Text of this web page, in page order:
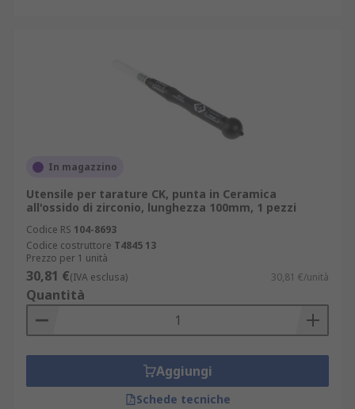
In magazzino
Utensile per tarature CK, punta in Ceramica
all'ossido di zirconio, lunghezza 100mm, 1 pezzi
Codice RS 104-8693
Codice costruttore T4845 13
Prezzo per 1 unità
30,81 €(IVA esclusa) 30,81 €/unità
Quantità
Aggiungi
Schede tecniche